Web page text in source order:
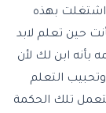
اشتغلت بهذه
حين تعلم لابد
بأنه ابن لك لأن
التعلم
تلك الحكمة